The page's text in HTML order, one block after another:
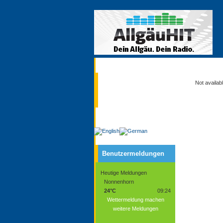
Benutzermeldungen
Heutige Meldungen
Nonnenhorn
24°C
09:24
Wettermeldung machen
weitere Meldungen
Not